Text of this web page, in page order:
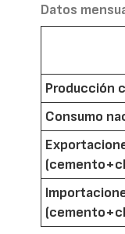
Datos
Producción
Consumo